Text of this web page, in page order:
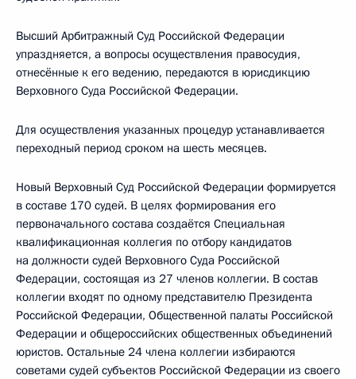
Высший Арбитражный Суд Российской Федерации
упраздняется, а вопросы осуществления правосудия,
отнесённые к его ведению, передаются в юрисдикцию
Верховного Суда Российской Федерации.
Для осуществления указанных процедур устанавливается
переходный период сроком на шесть месяцев.
Новый Верховный Суд Российской Федерации формируется
в составе 170 судей. В целях формирования его
первоначального состава создаётся Специальная
квалификационная коллегия по отбору кандидатов
на должности судей Верховного Суда Российской
Федерации, состоящая из 27 членов коллегии. В состав
коллегии входят по одному представителю Президента
Российской Федерации, Общественной палаты Российской
Федерации и общероссийских общественных объединений
юристов. Остальные 24 члена коллегии избираются
советами судей субъектов Российской Федерации из своего